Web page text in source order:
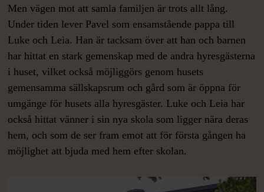
Men vägen mot att samla familjen är trots allt lång.
Under tiden lever Pavel som ensamstående pappa till
Luke och Leia. Han är tacksam över att han och barnen
har hittat en stark gemenskap med de andra hyresgästerna
i huset, vilket också möjliggörs genom husets
gemensamma sällskapsrum och gård som är öppna för
umgänge för husets alla hyresgäster. Luke och Leia har
också hittat vänner i sin nya skola som ligger nära deras
hem, och som de ser fram emot att för första gången ha
möjlighet att bjuda med hem efter skolan.